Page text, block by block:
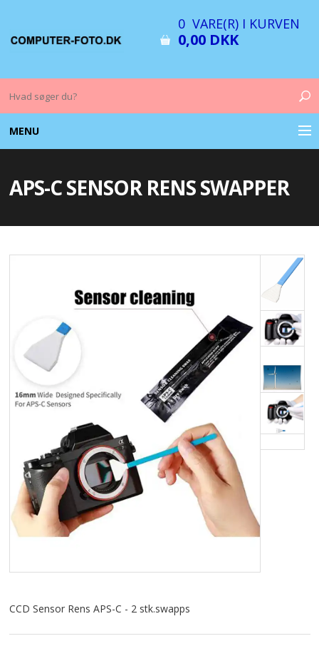
0 VARE(R) I KURVEN
0,00 DKK
MENU
TABLETS & SMARTPHONES/WATCHES
DIVERSE
KABLER
KIKKERTER
BRUGT UDSTYR
LEVERING - INSTALL.
APS-C SENSOR RENS SWAPPER
CCD Sensor Rens APS-C - 2 stk.swapps